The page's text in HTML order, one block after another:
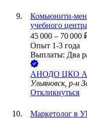
Комьюнити-
учебного центра
45 000 – 70 000
Опыт 1-3 года
Выплаты: Два
АНОДО ЦКО
Ульяновск, р-н
Откликнуться
Маркетолог в